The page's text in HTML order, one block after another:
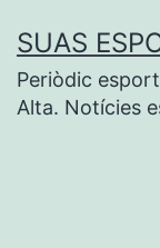
contenido
SUAS
Periòdic
Alta. Notícies